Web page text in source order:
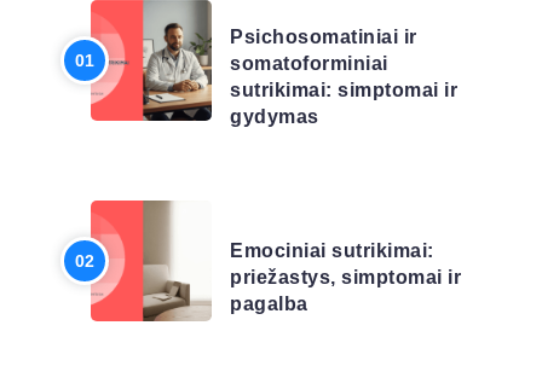
Psichosomatiniai ir
somatoforminiai
sutrikimai: simptomai ir
gydymas
Emociniai sutrikimai:
priežastys, simptomai ir
pagalba